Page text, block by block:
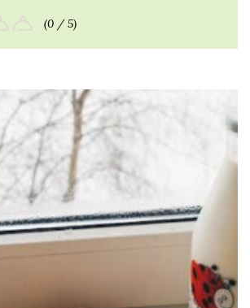
(0 / 5)